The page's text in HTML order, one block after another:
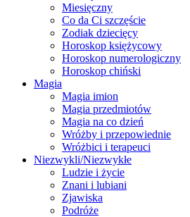
Miesięczny
Co da Ci szczęście
Zodiak dziecięcy
Horoskop księżycowy
Horoskop numerologiczny
Horoskop chiński
Magia
Magia imion
Magia przedmiotów
Magia na co dzień
Wróżby i przepowiednie
Wróżbici i terapeuci
Niezwykli/Niezwykłe
Ludzie i życie
Znani i lubiani
Zjawiska
Podróże